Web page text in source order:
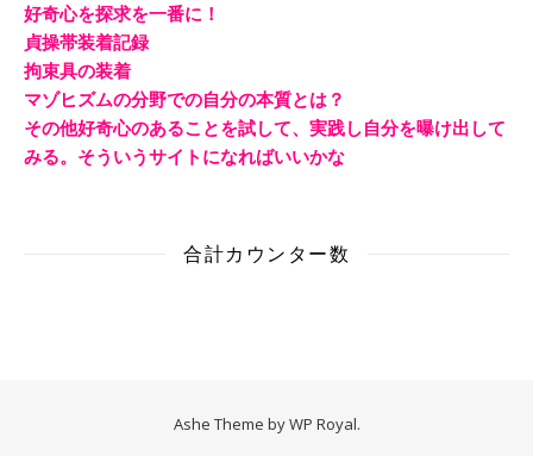
好奇心を探求を一番に！
貞操帯装着記録
拘束具の装着
マゾヒズムの分野での自分の本質とは？
その他好奇心のあることを試して、実践し自分を曝け出して
みる。そういうサイトになればいいかな
合計カウンター数
Ashe Theme byWP Royal.